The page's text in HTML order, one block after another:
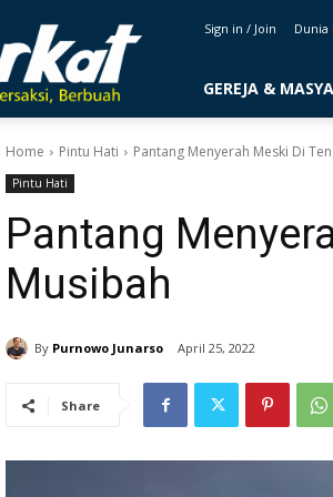
Sign in / Join Dunia
GEREJA &
Home Pintu Hati Pantang Menyerah Meski Di
Pintu Hati
Pantang
Musibah
By Purnowo Junarso April 25, 2022
Share